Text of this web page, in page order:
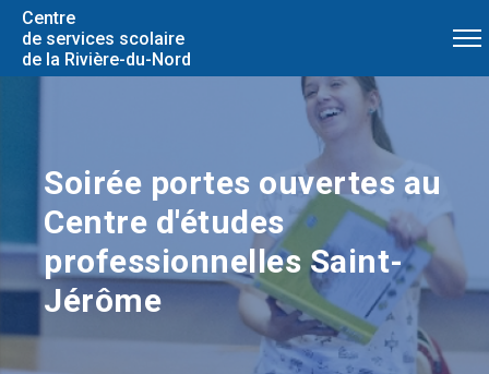
Centre
de services scolaire
de la Rivière-du-Nord
Soirée portes ouvertes au
Centre d'études
professionnelles Saint-
Jérôme